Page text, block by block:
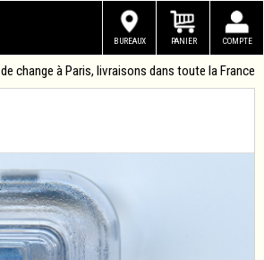
COMPTE
PANIER
BUREAUX
change à Paris, livraisons dans toute la France